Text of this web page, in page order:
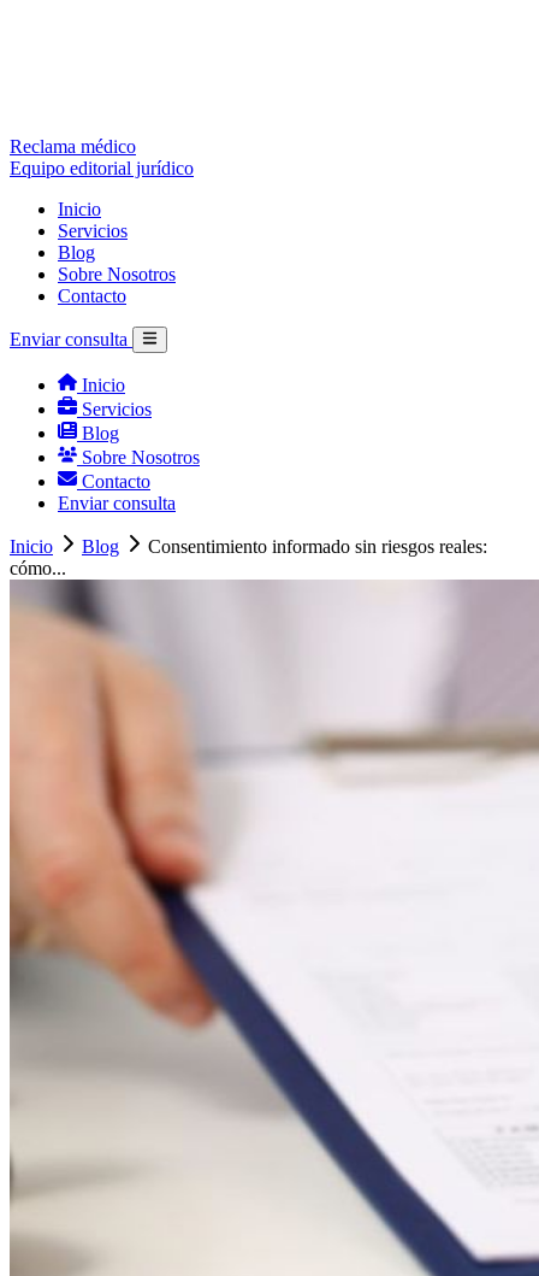
Reclama médico
Equipo editorial jurídico
Inicio
Servicios
Blog
Sobre Nosotros
Contacto
Enviar consulta
Inicio
Servicios
Blog
Sobre Nosotros
Contacto
Enviar consulta
Inicio Blog
Consentimiento informado sin riesgos reales:
cómo...